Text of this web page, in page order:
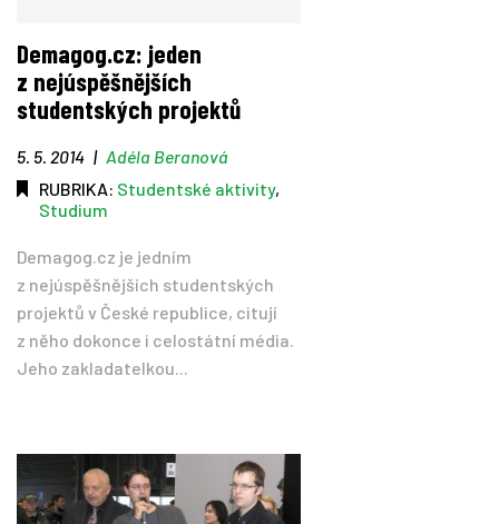
Demagog.cz: jeden
z nejúspěšnějších
studentských projektů
5. 5. 2014 | Adéla Beranová
RUBRIKA: Studentské aktivity,
Studium
Demagog.cz je jedním
z nejúspěšnějších studentských
projektů v České republice, citují
z něho dokonce i celostátní média.
Jeho zakladatelkou...